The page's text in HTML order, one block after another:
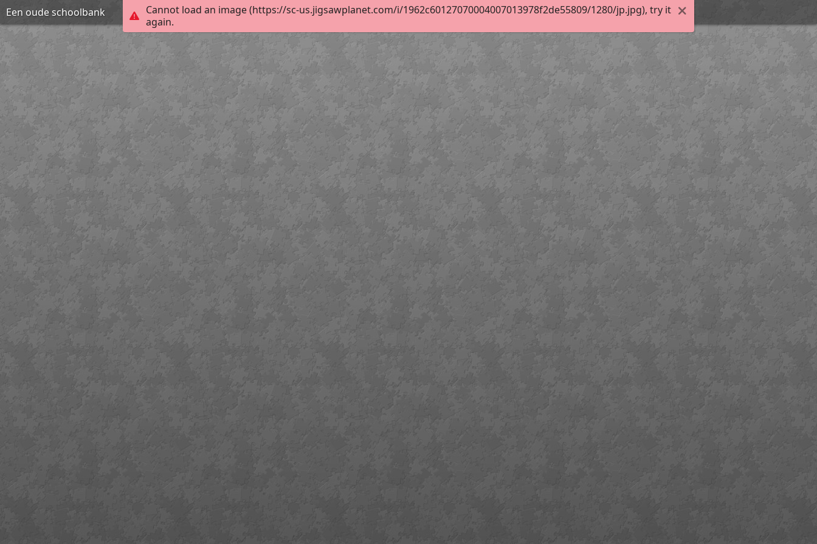
Cannot load an image (https://sc-us.jigsawplanet.com/i/1962c60127070004007013978f2de55809/1280/jp.jpg), try it
again.
Een oude schoolbank